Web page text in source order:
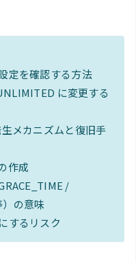
定を確認する方法
に変更する
メカニズムと復旧手
作成
/
の意味
するリスク